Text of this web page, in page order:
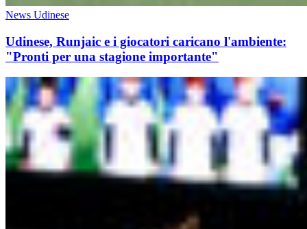
News Udinese
Udinese, Runjaic e i giocatori caricano l'ambiente:
"Pronti per una stagione importante"